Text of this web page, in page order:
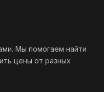
Мы помогаем найти
цены от разных